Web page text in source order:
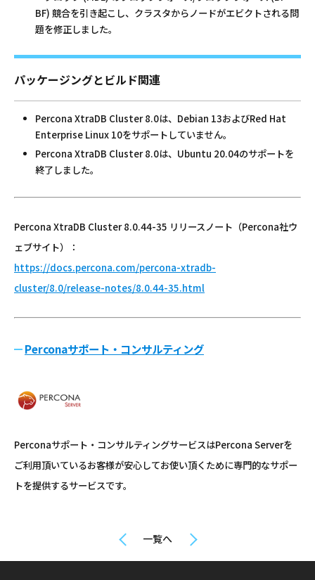
BF) 競合を引き起こし、クラスタからノードがエビクトされる問
題を修正しました。
パッケージングとビルド関連
Percona XtraDB Cluster 8.0は、Debian 13およびRed Hat
Enterprise Linux 10をサポートしていません。
Percona XtraDB Cluster 8.0は、Ubuntu 20.04のサポートを
終了しました。
Percona XtraDB Cluster 8.0.44-35 リリースノート（Percona社ウ
ェブサイト）：
https://docs.percona.com/percona-xtradb-
cluster/8.0/release-notes/8.0.44-35.html
Perconaサポート・コンサルティング
Perconaサポート・コンサルティングサービスはPercona Serverを
ご利用頂いているお客様が安心してお使い頂くために専門的なサポー
トを提供するサービスです。
一覧へ